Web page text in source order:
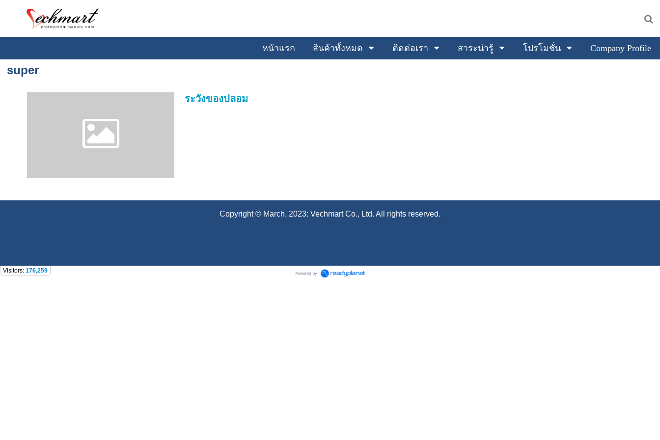
หน้าแรก สินค้าทั้งหมด ติดต่อเรา สาระน่ารู้ โปรโมชั่น Company Profile
super
ระวังของปลอม
Copyright © March, 2023: Vechmart Co., Ltd. All rights reserved.
Visitors: 176,259